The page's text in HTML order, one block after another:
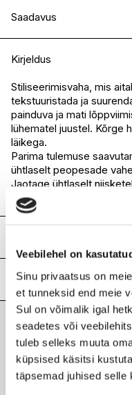
Veebilehel on
Sinu privaatsus on
et tunneksid end meie
Sul on võimalik igal
seadetes või
tuleb selleks muuta
küpsised käsitsi
täpsemad juhised selle
Saadavus
I.L.U. Kristiine
I.L.U. Ülemiste
I.L.U. Rocca
I.L.U. Lõunakeskus
I.L.U. Pärnu
Kirjeldus
Stiliseerimisvaha, mis
tekstuuristada ja
painduva ja mati
lühematel juustel. Kõrge
läikega.
Parima tulemuse
ühtlaselt peopesade
Jaotage ühtlaselt
soovitud viisil.
Water, Lanolin Wax,
40 B Grain, PVP,
Stearate,
Ceteareth 25 Coconut,
Trimellitate, PEG 40
30 Alkyl Acrylate
Tetrasodium EDTA,
Ethylparaben,
Isobutylparaben,
Lisainfo
Kaubamärk
Laokood
Ribakood
Viimati